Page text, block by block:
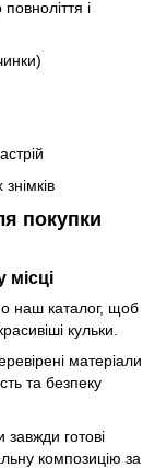
і
покупки
місці
наш каталог, щоб
кульки.
матеріали
та безпеку
завжди готові
композицію за